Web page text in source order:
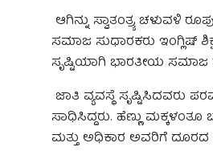
ಆಗಿನ್ನು ಸ್ವಾತಂತ್ರ್ಯ ಚಳುವಳಿ
ಸಮಾಜ ಸುಧಾರಕರು ಇಂಗ್ಲಿಷ್
ಸೃಷ್ಟಿಯಾಗಿ ಭಾರತೀಯ ಸಮಾಜ
ಜಾತಿ ವ್ಯವಸ್ಥೆ ಸೃಷ್ಟಿಸಿದವರು
ಸಾಧಿಸಿದ್ದರು. ಹೆಣ್ಣು ಮಕ್ಕಳಂತೂ
ಮತ್ತು ಅಧಿಕಾರ ಅವರಿಗೆ ದೂರದ